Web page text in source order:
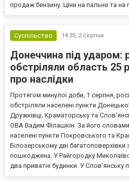
продаж бензину. Ціни на пальне та на
Суспільство 14:35, 2 серпня
Донеччина під ударом:
обстріляли область 25
про наслідки
Протягом минулої доби, 1 серпня,
обстріляли населені пункти
Дружківці, Краматорську та
ОВА Вадим Філашкін. За його
населені пункти Покровського та
Білозерському дві багатоповерхівки
пошкоджена. У Райгородку
два приватні будинки. У Слов’янську